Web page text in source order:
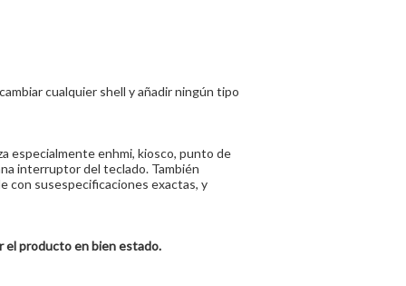
cualquier shell y añadir ningún tipo
especialmente enhmi, kiosco, punto de
interruptor del teclado. También
con susespecificaciones exactas, y
el producto en bien estado.